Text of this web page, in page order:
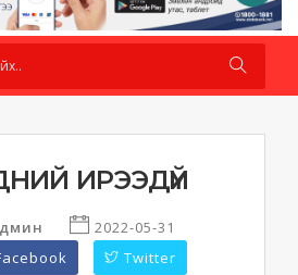
ИРЭЭДҮЙ
2022-05-31
Twitter